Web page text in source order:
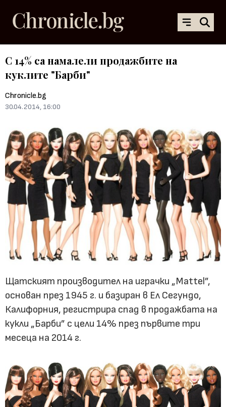
С 14% са намалели продажбите на
куклите "Барби"
Chronicle.bg
30.04.2014, 16:00
Щатският производител на играчки „Mattel”,
основан през 1945 г. и базиран в Ел Сегундо,
Калифорния, регистрира спад в продажбата на
кукли „Барби” с цели 14% през първите три
месеца на 2014 г.